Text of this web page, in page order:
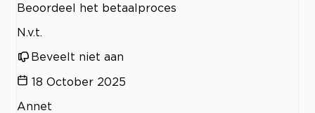
Beoordeel het betaalproces
N.v.t.
Beveelt niet aan
18 October 2025
Annet